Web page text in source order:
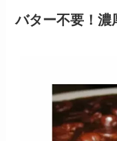
バター不要！濃